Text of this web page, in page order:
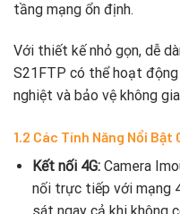
tầng mạng ổn định.
Với thiết kế nhỏ gọn, dễ
S21FTP có thể hoạt
nghiệt và bảo vệ không
1.2 Các Tính Năng Nổi
Kết nối 4G:Camera
nối trực tiếp với mạng